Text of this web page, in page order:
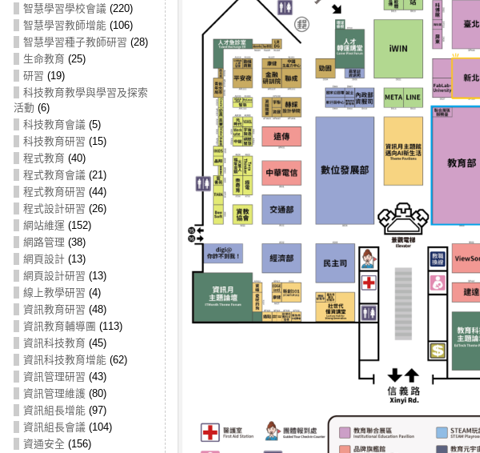
智慧學習學校會議 (220)
智慧學習教師增能(106)
智慧學習種子教師研習 (28)
生命教育 (25)
研習 (19)
科技教育教學與學習及探索
活動 (6)
科技教育會議 (5)
科技教育研習 (15)
程式教育 (40)
程式教育會議 (21)
程式教育研習 (44)
程式設計研習 (26)
網站維運 (152)
網路管理 (38)
網頁設計(13)
網頁設計研習 (13)
線上教學研習 (4)
資訊教育研習 (48)
資訊教育輔導團 (113)
資訊科技教育 (45)
資訊科技教育增能(62)
資訊管理研習 (43)
資訊管理維護(80)
資訊組長增能(97)
資訊組長會議 (104)
資通安全 (156)